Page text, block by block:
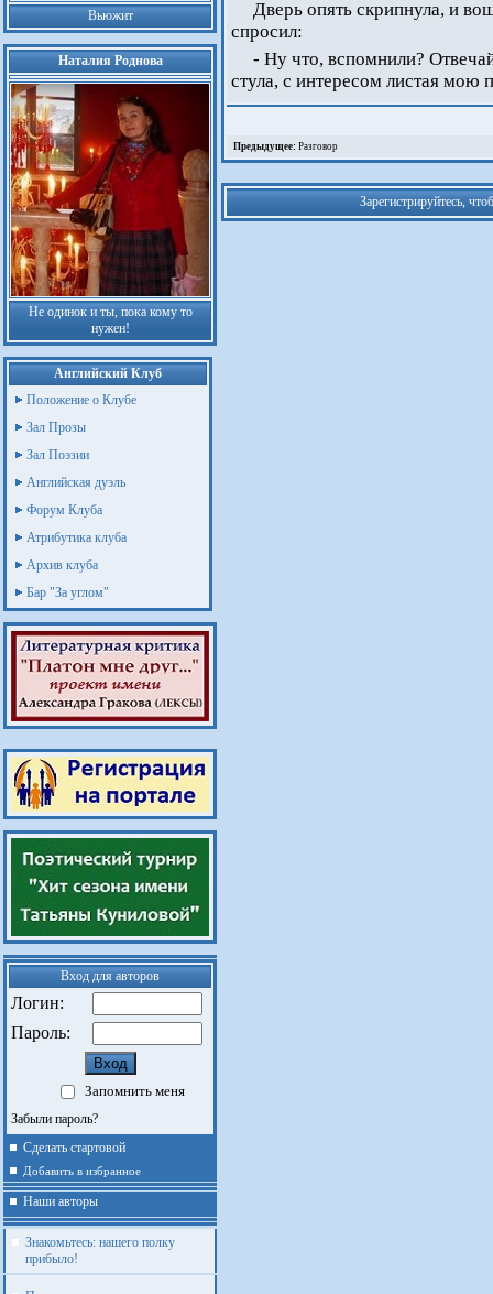
Вьюжит
Наталия Роднова
Не одинок и ты, пока кому то
нужен!
Английский Клуб
Положение о Клубе
Зал Прозы
Зал Поэзии
Английская дуэль
Форум Клуба
Атрибутика клуба
Архив клуба
Бар "За углом"
Вход для авторов
Логин:
Пароль:
Запомнить меня
Забыли пароль?
Сделать стартовой
Добавить в избранное
Наши авторы
Знакомьтесь: нашего полку
прибыло!
Дверь опять скрипнула, и
спросил:
- Ну что, вспомнили?
стула, с интересом листая мою
Предыдущее: Разговор
Зарегистрируйтесь,